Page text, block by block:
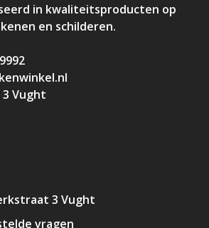
in kwaliteitsproducten op
en schilderen.
Vught
3 Vught
vragen